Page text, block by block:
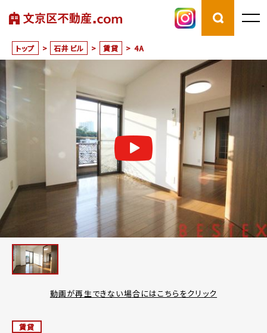
トップ > 石井ビル > 賃貸 > 4A
動画が再生できない場合にはこちらをクリック
賃貸